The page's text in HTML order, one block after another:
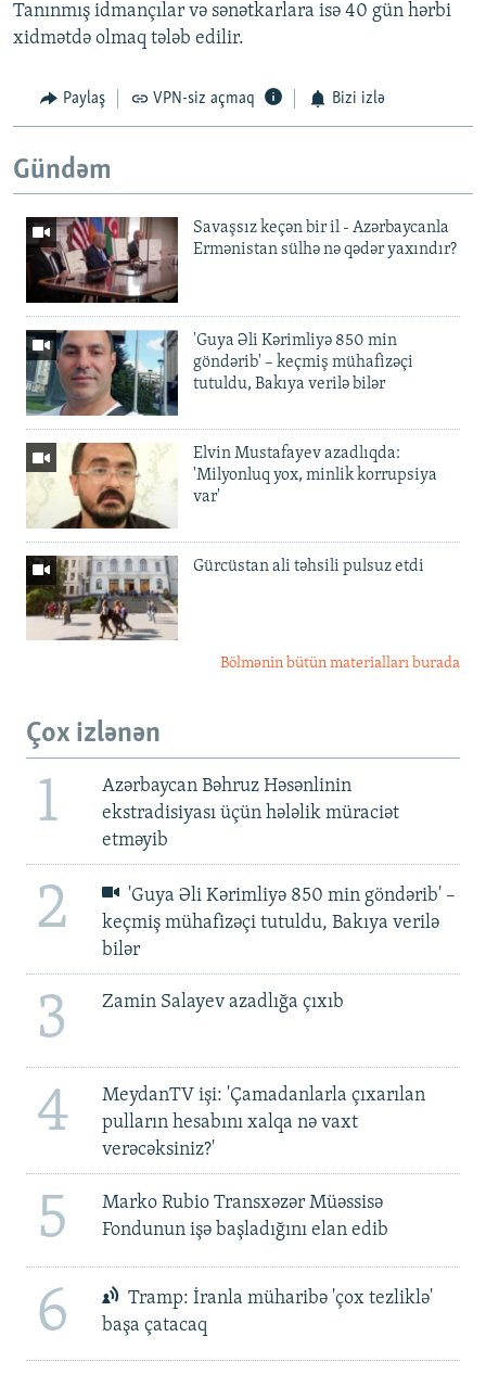
Tanınmış idmançılar və sənətkarlara isə 40 gün hərbi
xidmətdə olmaq tələb edilir.
Paylaş VPN-siz açmaq Bizi izlə
Gündəm
Savaşsız keçən bir il - Azərbaycanla
Ermənistan sülhə nə qədər yaxındır?
'Guya Əli Kərimliyə 850 min
göndərib' – keçmiş mühafizəçi
tutuldu, Bakıya verilə bilər
Elvin Mustafayev azadlıqda:
'Milyonluq yox, minlik korrupsiya
var'
Gürcüstan ali təhsili pulsuz etdi
Bölmənin bütün materialları burada
Çox izlənən
1
Azərbaycan Bəhruz Həsənlinin
ekstradisiyası üçün hələlik müraciət
etməyib
2
'Guya Əli Kərimliyə 850 min göndərib' –
keçmiş mühafizəçi tutuldu, Bakıya verilə
bilər
3 Zamin Salayev azadlığa çıxıb
4
MeydanTV işi: 'Çamadanlarla çıxarılan
pulların hesabını xalqa nə vaxt
verəcəksiniz?'
5
Marko Rubio Transxəzər Müəssisə
Fondunun işə başladığını elan edib
6
Tramp: İranla müharibə 'çox tezliklə'
başa çatacaq